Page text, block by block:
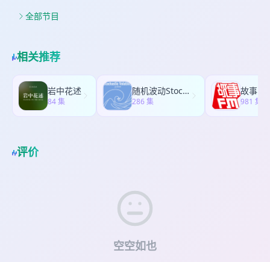
分 66:26 留学择业要顺应潮流，找到未来30年的发
展点
债券），钱在金融体系内空转，没有流向消费和实
行、券商类似的多资产多策略指数； 09:17 全天候
特别能打，一起来见证业绩； 12:12 全天候的来时
路，一句很老的老话来总结：失败是成功之母。
21:58 牛马版全天候，大家自行体会，亮哥是“魔鬼”
策略，自己资产可以按照这个比例配置，如果当产
品，看收益和波动； 44:41 可以在大跌时候买，特
别是流动性危机爆发修复后； 47:55 购买全天候策
略的避坑指南，一是找有经验的非利益相关的专业
人士；二是问问AI，三是和真的全天候（ALLW）对
之前很少涉猎过的大宗商品的话题，黄金还能不能
买？原油还能不能追？我们从解析大宗商品是什
么、有什么、美伊冲突是如何影响价格的，大宗的
配置逻辑是怎么样的，到最后还会用一个真实的金
融鬼故事——原油宝来看看大宗背后隐藏的巨大风
险。 如需加入听友群，请加小助理微信：
稳定，需求拉动价格，只要想清楚这三点对于金价
就没可担忧的了 29:38 铜博士——通过观测金铜比
可以看避险情绪和工业景气度 32:25 长期战略：大
配置的价值基本上就只有贵金属 38:20 短期战术：
全部节目
相关推荐
岩中花述
84 集
随机波动StochasticVolatility
286 集
故事FM
981 集
评价
空空如也